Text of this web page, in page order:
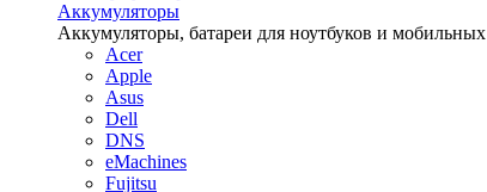
Аккумуляторы
Аккумуляторы, батареи для ноутбуков и
Acer
Apple
Asus
Dell
DNS
eMachines
Fujitsu